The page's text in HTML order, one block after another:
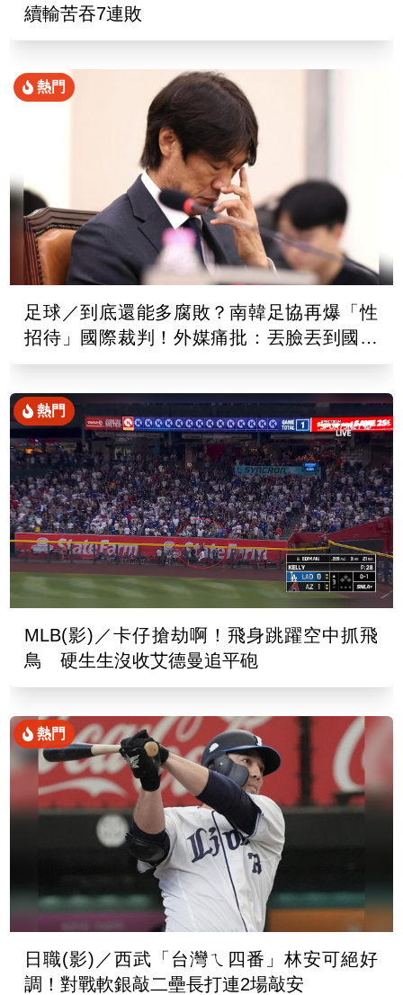
續輸苦吞7連敗
熱門
足球／到底還能多腐敗？南韓足協再爆「性
招待」國際裁判！外媒痛批：丟臉丟到國外
去
熱門
MLB(影)／卡仔搶劫啊！飛身跳躍空中抓飛
鳥 硬生生沒收艾德曼追平砲
熱門
日職(影)／西武「台灣ㄟ四番」林安可絕好
調！對戰軟銀敲二壘長打連2場敲安